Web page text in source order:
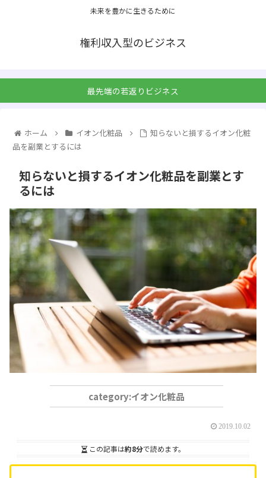
未来を豊かに生きるために
権利収入型のビジネス
最先端の若返りビジネス
ホーム イオン化粧品
知らないと損するイオン化粧
品を副業とするには
知らないと損するイオン化粧品を副業とす
るには
イオン化粧品
2019.10.02
この記事は約8分で読めます。